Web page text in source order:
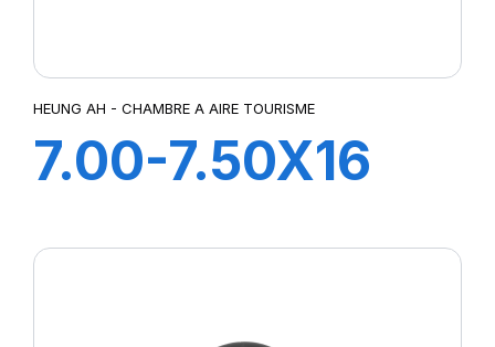
HEUNG AH - CHAMBRE A AIRE TOURISME
7.00-7.50X16